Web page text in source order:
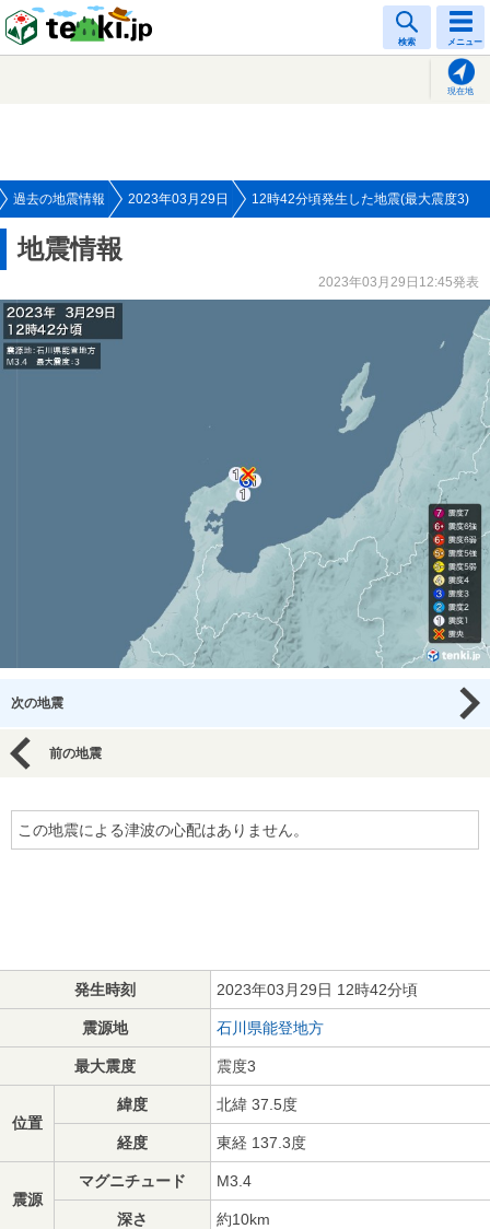
検索 メニュー
現在地
過去の地震情報 2023年03月29日 12時42分頃発生した地震(最大震度3)
地震情報
2023年03月29日12:45発表
次の地震
前の地震
この地震による津波の心配はありません。
発生時刻 2023年03月29日 12時42分頃
震源地 石川県能登地方
最大震度 震度3
位置
緯度 北緯 37.5度
経度 東経 137.3度
震源
マグニチュード M3.4
深さ 約10km